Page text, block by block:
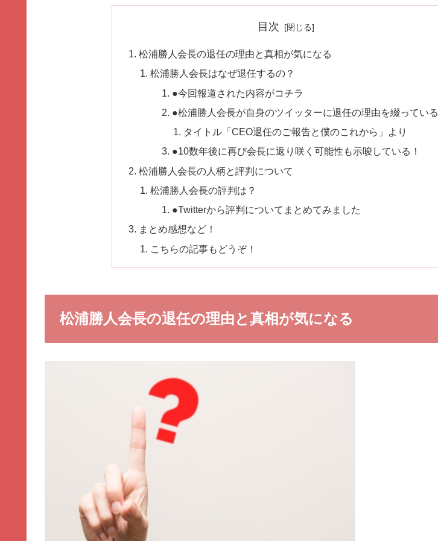
目次
松浦勝人会長の退任の理由と真相が気になる
松浦勝人会長はなぜ退任するの？
●今回報道された内容がコチラ
●松浦勝人会長が自身のツイッターに退任の理由を綴っている
タイトル「CEO退任のご報告と僕のこれから」より
●10数年後に再び会長に返り咲く可能性も示唆している！
松浦勝人会長の人柄と評判について
松浦勝人会長の評判は？
●Twitterから評判についてまとめてみました
まとめ感想など！
こちらの記事もどうぞ！
松浦勝人会長の退任の理由と真相が気になる